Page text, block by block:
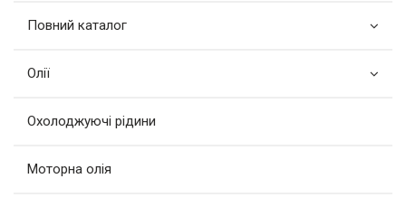
Повний каталог
Олії
Охолоджуючі рідини
Моторна олія